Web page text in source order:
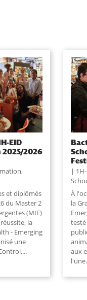
EID
2025/2026
,
et diplômés
du Master 2
(MIE)
la
- Emerging
une
...
À
la
testé
aux
l'une